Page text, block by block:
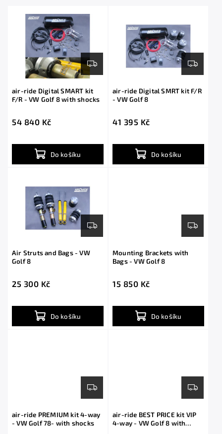
air-ride Digital SMART kit
F/R - VW Golf 8 with shocks
54 840 Kč
Do košíku
air-ride Digital SMRT kit F/R
- VW Golf 8
41 395 Kč
Do košíku
Air Struts and Bags - VW
Golf 8
25 300 Kč
Do košíku
Mounting Brackets with
Bags - VW Golf 8
15 850 Kč
Do košíku
air-ride PREMIUM kit 4-way
- VW Golf 78- with shocks
air-ride BEST PRICE kit VIP
4-way - VW Golf 8 with